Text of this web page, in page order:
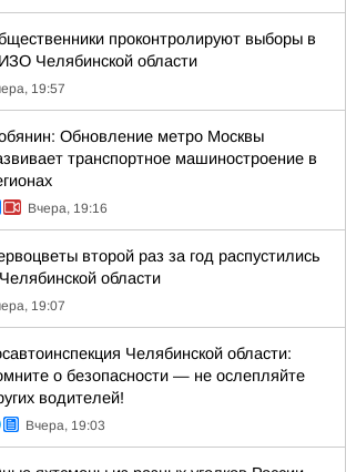
проконтролируют выборы в
Челябинской области
19:57
Обновление метро Москвы
транспортное машиностроение в
Вчера, 19:16
второй раз за год распустились
области
19:07
Челябинской области:
о безопасности — не ослепляйте
водителей!
Вчера, 19:03